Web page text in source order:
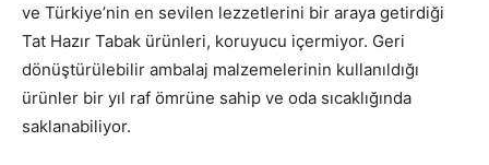
ve Türkiye’nin en sevilen lezzetlerini bir araya getirdiği
Tat Hazır Tabak ürünleri, koruyucu içermiyor. Geri
dönüştürülebilir ambalaj malzemelerinin kullanıldığı
ürünler bir yıl raf ömrüne sahip ve oda sıcaklığında
saklanabiliyor.